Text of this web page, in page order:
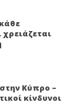
Κύπρο –
κίνδυνοι